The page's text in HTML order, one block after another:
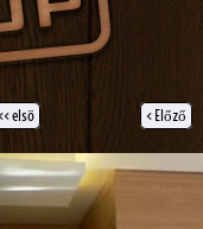
<< elsö < Előző